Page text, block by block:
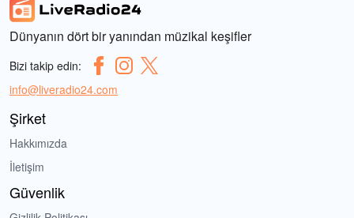
Dünyanın dört bir yanından müzikal keşifler
Bizi takip edin:
info@liveradio24.com
Şirket
Hakkımızda
İletişim
Güvenlik